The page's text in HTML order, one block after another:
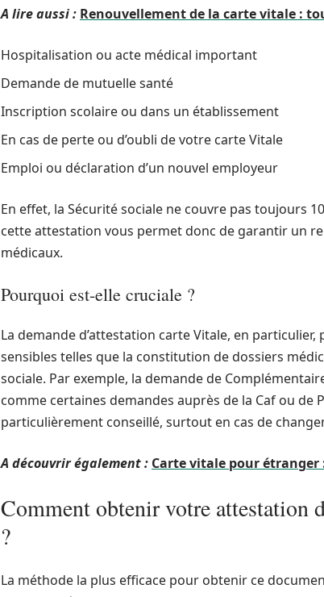
A lire aussi : Renouvellement de la carte vitale :
Hospitalisation ou acte médical important
Demande de mutuelle santé
Inscription scolaire ou dans un établissement
En cas de perte ou d’oubli de votre carte Vitale
Emploi ou déclaration d’un nouvel employeur
En effet, la Sécurité sociale ne couvre pas toujours
cette attestation vous permet donc de garantir un
médicaux.
Pourquoi est-elle cruciale ?
La demande d’attestation carte Vitale, en
sensibles telles que la constitution de dossiers
sociale. Par exemple, la demande de
comme certaines demandes auprès de la Caf ou
particulièrement conseillé, surtout en cas de
A découvrir également : Carte vitale pour
Comment obtenir votre attestation
?
La méthode la plus efficace pour obtenir ce